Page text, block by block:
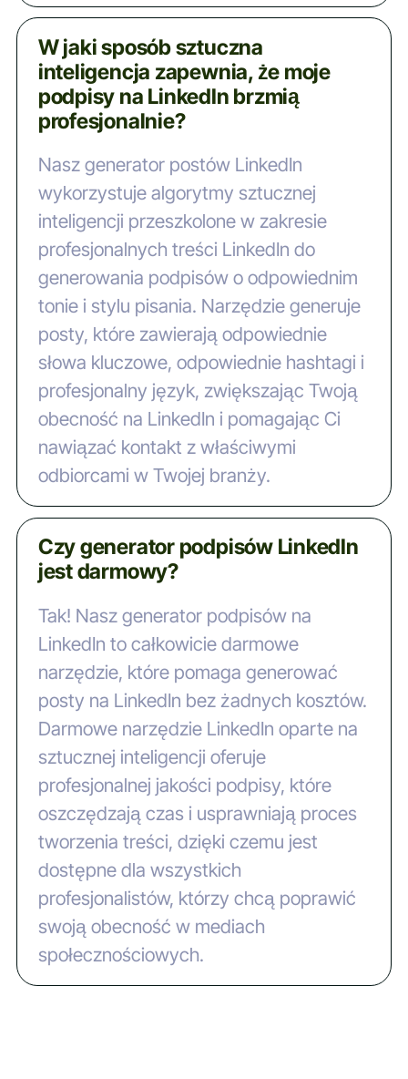
W jaki sposób sztuczna
inteligencja zapewnia, że moje
podpisy na LinkedIn brzmią
profesjonalnie?
Nasz generator postów LinkedIn
wykorzystuje algorytmy sztucznej
inteligencji przeszkolone w zakresie
profesjonalnych treści LinkedIn do
generowania podpisów o odpowiednim
tonie i stylu pisania. Narzędzie generuje
posty, które zawierają odpowiednie
słowa kluczowe, odpowiednie hashtagi i
profesjonalny język, zwiększając Twoją
obecność na LinkedIn i pomagając Ci
nawiązać kontakt z właściwymi
odbiorcami w Twojej branży.
Czy generator podpisów LinkedIn
jest darmowy?
Tak! Nasz generator podpisów na
LinkedIn to całkowicie darmowe
narzędzie, które pomaga generować
posty na LinkedIn bez żadnych kosztów.
Darmowe narzędzie LinkedIn oparte na
sztucznej inteligencji oferuje
profesjonalnej jakości podpisy, które
oszczędzają czas i usprawniają proces
tworzenia treści, dzięki czemu jest
dostępne dla wszystkich
profesjonalistów, którzy chcą poprawić
swoją obecność w mediach
społecznościowych.